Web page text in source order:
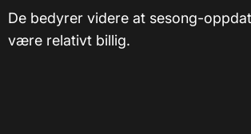
De bedyrer videre at sesong-
være relativt billig.